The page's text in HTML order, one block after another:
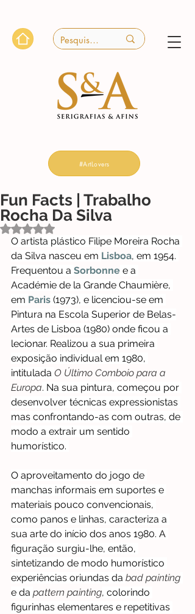
#ArtLovers
Fun Facts | Trabalho
Rocha Da Silva
Avaliado com NaN de 5 estrelas.
O artista plástico Filipe Moreira Rocha
da Silva nasceu em Lisboa, em 1954.
Frequentou a Sorbonne e a
Académie de la Grande Chaumière,
em Paris (1973), e licenciou-se em
Pintura na Escola Superior de Belas-
Artes de Lisboa (1980) onde ficou a
lecionar. Realizou a sua primeira
exposição individual em 1980,
intitulada O Último Comboio para a
Europa. Na sua pintura, começou por
desenvolver técnicas expressionistas
mas confrontando-as com outras, de
modo a extrair um sentido
humorístico.
O aproveitamento do jogo de
manchas informais em suportes e
materiais pouco convencionais,
como panos e linhas, caracteriza a
sua arte do início dos anos 1980. A
figuração surgiu-lhe, então,
sintetizando de modo humorístico
experiências oriundas da bad painting
e da pattern painting, colorindo
figurinhas elementares e repetitivas